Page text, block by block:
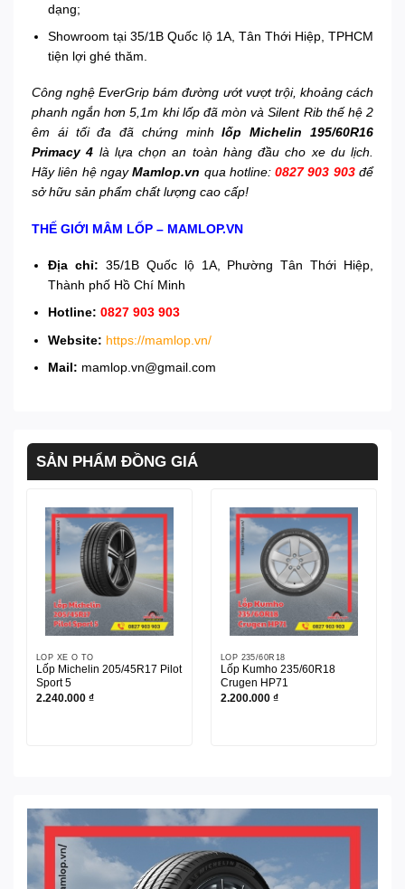
dạng;
Showroom tại 35/1B Quốc lộ 1A, Tân Thới Hiệp, TPHCM
tiện lợi ghé thăm.
Công nghệ EverGrip bám đường ướt vượt trội, khoảng cách
phanh ngắn hơn 5,1m khi lốp đã mòn và Silent Rib thế hệ 2
êm ái tối đa đã chứng minh lốp Michelin 195/60R16
Primacy 4 là lựa chọn an toàn hàng đầu cho xe du lịch.
Hãy liên hệ ngayMamlop.vn qua hotline:0827 903 903 để
sở hữu sản phẩm chất lượng cao cấp!
THẾ GIỚI MÂM LỐP – MAMLOP.VN
Địa chỉ: 35/1B Quốc lộ 1A, Phường Tân Thới Hiệp,
Thành phố Hồ Chí Minh
Hotline: 0827 903 903
Website: https://mamlop.vn/
Mail: mamlop.vn@gmail.com
SẢN PHẨM ĐỒNG GIÁ
LỐP XE Ô TÔ
Lốp Michelin 205/45R17 Pilot
Sport 5
2.240.000 ₫
LỐP 235/60R18
Lốp Kumho 235/60R18
Crugen HP71
2.200.000 ₫